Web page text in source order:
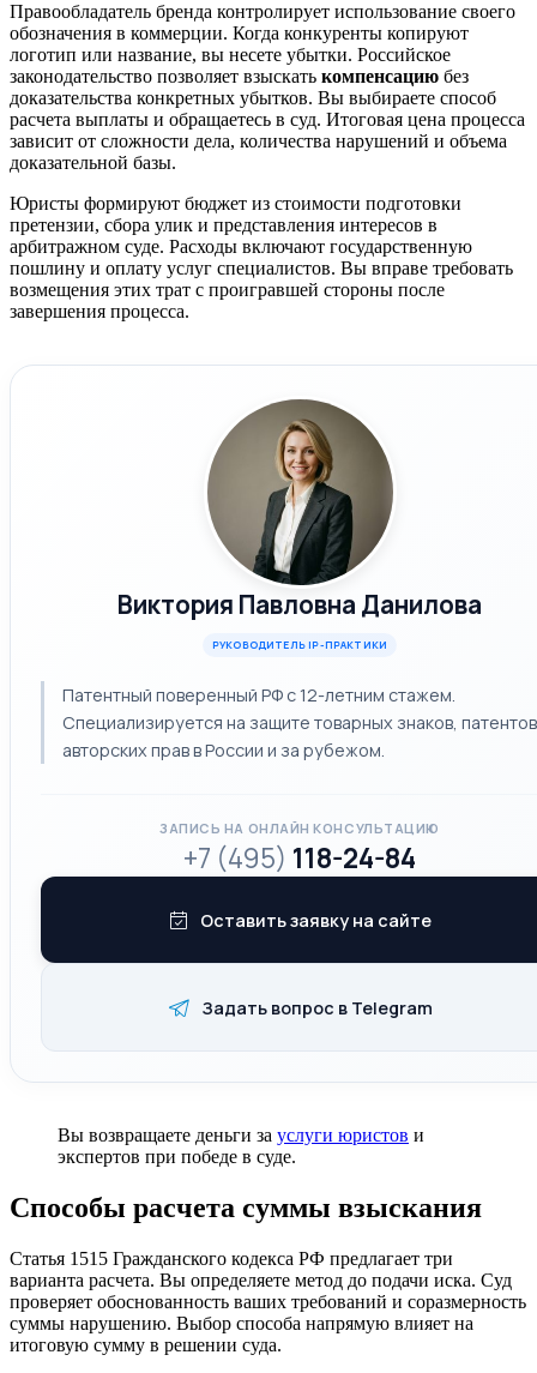
Правообладатель бренда контролирует использование своего
обозначения в коммерции. Когда конкуренты копируют
логотип или название, вы несете убытки. Российское
законодательство позволяет взыскать компенсацию без
доказательства конкретных убытков. Вы выбираете способ
расчета выплаты и обращаетесь в суд. Итоговая цена процесса
зависит от сложности дела, количества нарушений и объема
доказательной базы.
Юристы формируют бюджет из стоимости подготовки
претензии, сбора улик и представления интересов в
арбитражном суде. Расходы включают государственную
пошлину и оплату услуг специалистов. Вы вправе требовать
возмещения этих трат с проигравшей стороны после
завершения процесса.
Виктория Павловна Данилова
РУКОВОДИТЕЛЬ IP-ПРАКТИКИ
Патентный поверенный РФ с 12-летним стажем.
Специализируется на защите товарных знаков,
авторских прав в России и за рубежом.
ЗАПИСЬ НА ОНЛАЙН КОНСУЛЬТАЦИЮ
+7 (495) 118-24-84
Оставить заявку на сайте
Задать вопрос в Telegram
Вы возвращаете деньги за услуги юристов и
экспертов при победе в суде.
Способы расчета суммы взыскания
Статья 1515 Гражданского кодекса РФ предлагает три
варианта расчета. Вы определяете метод до подачи иска. Суд
проверяет обоснованность ваших требований и соразмерность
суммы нарушению. Выбор способа напрямую влияет на
итоговую сумму в решении суда.